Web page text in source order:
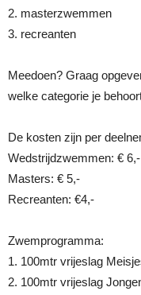
2. masterzwemmen
3. recreanten
Meedoen? Graag
welke categorie je
De kosten zijn per
Wedstrijdzwemmen: € 6,-
Masters: € 5,-
Recreanten: €4,-
Zwemprogramma:
1. 100mtr vrijeslag
2. 100mtr vrijeslag